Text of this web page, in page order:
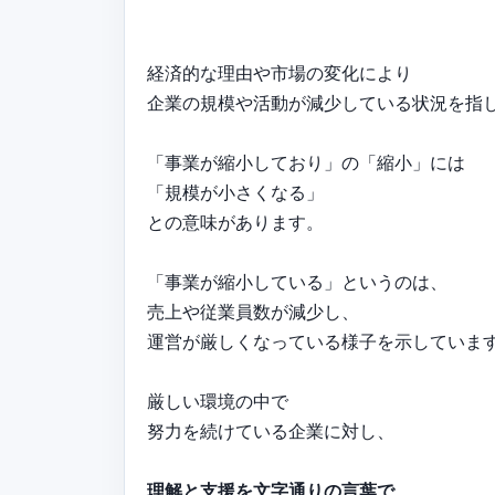
経済的な理由や市場の変化により
企業の規模や活動が減少している状況を指
「事業が縮小しており」の「縮小」には
「規模が小さくなる」
との意味があります。
「事業が縮小している」というのは、
売上や従業員数が減少し、
運営が厳しくなっている様子を示しています
厳しい環境の中で
努力を続けている企業に対し、
理解と支援を文字通りの言葉で